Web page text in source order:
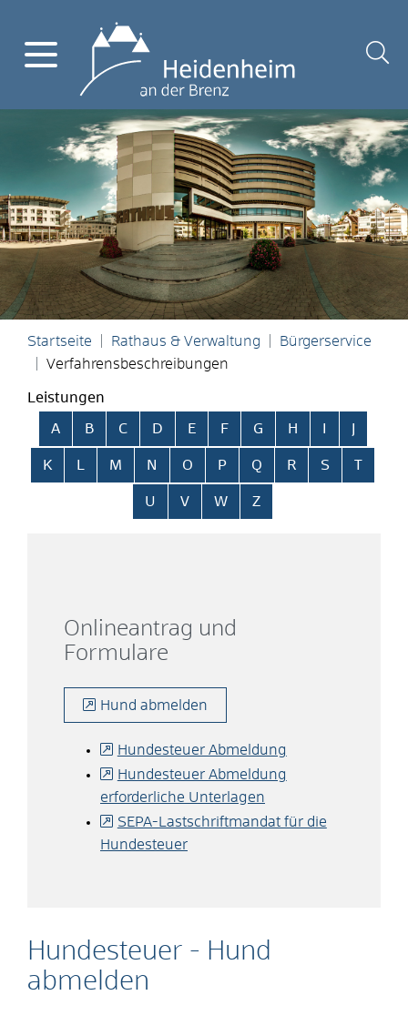
Startseite Rathaus & Verwaltung
Bürgerservice
Verfahrensbeschreibungen
Leistungen
Alphabetisches Register überspringen
A B C D E F G H
K L M N O P Q R S T
U V W Z
Hundesteuer - Hund
abmelden
Onlineantrag und
Formulare
Hund abmelden
Hundesteuer Abmeldung
Hundesteuer Abmeldung
erforderliche Unterlagen
SEPA-Lastschriftmandat für die
Hundesteuer